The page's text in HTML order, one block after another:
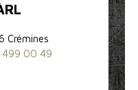
Crémines
499 00 49